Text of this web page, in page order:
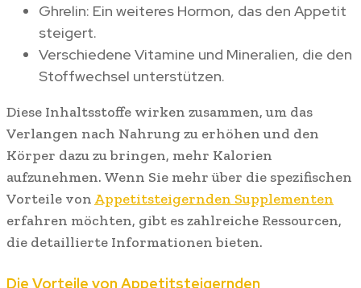
Ghrelin: Ein weiteres Hormon, das den Appetit
steigert.
Verschiedene Vitamine und Mineralien, die den
Stoffwechsel unterstützen.
Diese Inhaltsstoffe wirken zusammen, um das
Verlangen nach Nahrung zu erhöhen und den
Körper dazu zu bringen, mehr Kalorien
aufzunehmen. Wenn Sie mehr über die spezifischen
Vorteile von Appetitsteigernden Supplementen
erfahren möchten, gibt es zahlreiche Ressourcen,
die detaillierte Informationen bieten.
Die Vorteile von Appetitsteigernden